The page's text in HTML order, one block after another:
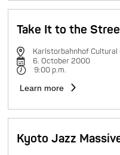
Take It to the
Karlstorbahnhof Cultural
6. October 2000
9:00 p.m.
Learn more
Kyoto Jazz